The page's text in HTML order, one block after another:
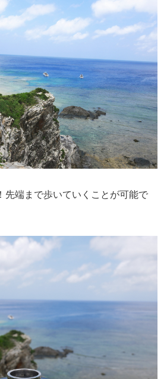
先端まで歩いていくことが可能で